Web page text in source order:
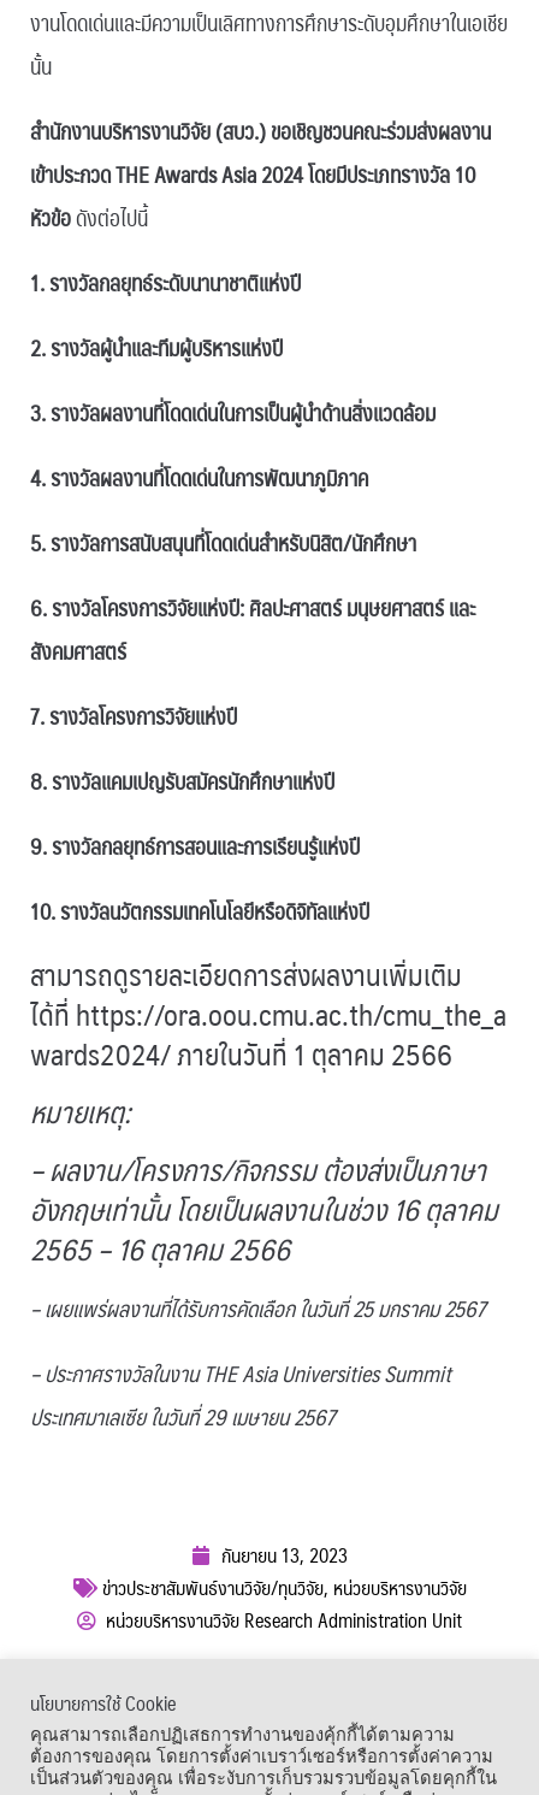
งานโดดเด่นและมีความเป็นเลิศทางการศึกษาระดับอุมศึกษาในเอเชีย
นั้น
สำนักงานบริหารงานวิจัย (สบว.) ขอเชิญชวนคณะร่วมส่งผลงาน
เข้าประกวด THE Awards Asia 2024 โดยมีประเภทรางวัล 10
หัวข้อดังต่อไปนี้
1. รางวัลกลยุทธ์ระดับนานาชาติแห่งปี
2. รางวัลผู้นำและทีมผู้บริหารแห่งปี
3. รางวัลผลงานที่โดดเด่นในการเป็นผู้นำด้านสิ่งแวดล้อม
4. รางวัลผลงานที่โดดเด่นในการพัฒนาภูมิภาค
5. รางวัลการสนับสนุนที่โดดเด่นสำหรับนิสิต/นักศึกษา
6. รางวัลโครงการวิจัยแห่งปี: ศิลปะศาสตร์ มนุษยศาสตร์ และ
สังคมศาสตร์
7. รางวัลโครงการวิจัยแห่งปี
8. รางวัลแคมเปญรับสมัครนักศึกษาแห่งปี
9. รางวัลกลยุทธ์การสอนและการเรียนรู้แห่งปี
10. รางวัลนวัตกรรมเทคโนโลยีหรือดิจิทัลแห่งปี
สามารถดูรายละเอียดการส่งผลงานเพิ่มเติม
ได้ที่ https://ora.oou.cmu.ac.th/cmu_the_a
wards2024/ภายในวันที่ 1 ตุลาคม 2566
หมายเหตุ:
– ผลงาน/โครงการ/กิจกรรม ต้องส่งเป็นภาษา
อังกฤษเท่านั้น โดยเป็นผลงานในช่วง 16 ตุลาคม
2565 – 16 ตุลาคม 2566
– เผยแพร่ผลงานที่ได้รับการคัดเลือก ในวันที่ 25 มกราคม 2567
– ประกาศรางวัลในงาน THE Asia Universities Summit
ประเทศมาเลเซีย ในวันที่ 29 เมษายน 2567
กันยายน 13, 2023
ข่าวประชาสัมพันธ์งานวิจัย/ทุนวิจัย, หน่วยบริหารงานวิจัย
หน่วยบริหารงานวิจัย Research Administration Unit
เมนูลัด
นโยบายการใช้ Cookie
คุณสามารถเลือกปฏิเสธการทำงานของคุ้กกี้ได้ตามความ
ต้องการของคุณ โดยการตั้งค่าเบราว์เซอร์หรือการตั้งค่าความ
เป็นส่วนตัวของคุณ เพื่อระงับการเก็บรวมรวบข้อมูลโดยคุกกี้ใน